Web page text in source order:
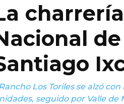
Los Toriles se alzó
seguido por Valle de